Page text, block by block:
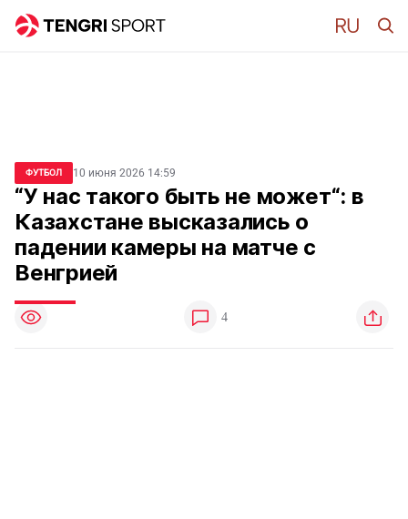
ФУТБОЛ 10 июня 2026 14:59
“У нас такого быть не может“: в
Казахстане высказались о
падении камеры на матче с
Венгрией
4